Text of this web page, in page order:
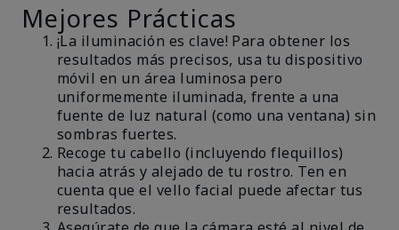
Mejores Prácticas
¡La iluminación es clave! Para obtener los
resultados más precisos, usa tu dispositivo
móvil en un área luminosa pero
uniformemente iluminada, frente a una
fuente de luz natural (como una ventana) sin
sombras fuertes.
Recoge tu cabello (incluyendo flequillos)
hacia atrás y alejado de tu rostro. Ten en
cuenta que el vello facial puede afectar tus
resultados.